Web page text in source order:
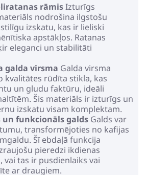
rāmisIzturīgs
nodrošina ilgstošu
izskatu, kas ir lieliski
apstākļos. Ratanas
eleganci un stabilitāti
galda virsma Galda virsma
kvalitātes rūdīta stikla, kas
un gludu faktūru, ideāli
Šis materiāls ir izturīgs un
izskatu visam komplektam.
un funkcionāls galds Galds var
transformējoties no kafijas
Šī ebdaļā funkcija
pieredzi ikdienas
vai tas ir pusdienlaiks vai
ar draugiem.